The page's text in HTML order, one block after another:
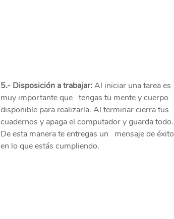
5.- Disposición a trabajar: Al iniciar una tarea es
muy importante que   tengas tu mente y cuerpo
disponible para realizarla. Al terminar cierra tus
cuadernos y apaga el computador y guarda todo.
De esta manera te entregas un   mensaje de éxito
en lo que estás cumpliendo.